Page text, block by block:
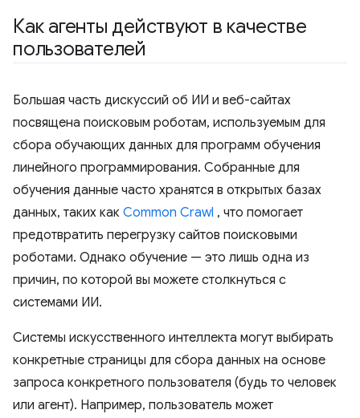
Как агенты действуют в качестве
пользователей
Большая часть дискуссий об ИИ и веб-сайтах
посвящена поисковым роботам, используемым для
сбора обучающих данных для программ обучения
линейного программирования. Собранные для
обучения данные часто хранятся в открытых базах
данных, таких как Common Crawl , что помогает
предотвратить перегрузку сайтов поисковыми
роботами. Однако обучение — это лишь одна из
причин, по которой вы можете столкнуться с
системами ИИ.
Системы искусственного интеллекта могут выбирать
конкретные страницы для сбора данных на основе
запроса конкретного пользователя (будь то человек
или агент). Например, пользователь может